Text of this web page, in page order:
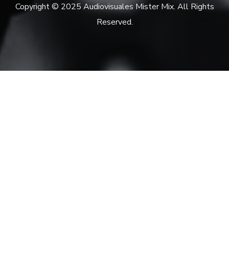
Copyright © 2025 Audiovisuales Mister Mix. All Rights
Reserved.